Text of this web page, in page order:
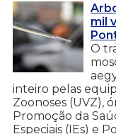
mil
O
inteiro pelas
Zoonoses (UVZ),
Promoção da
Especiais (IEs) e